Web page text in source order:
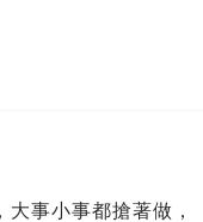
事小事都搶著做，